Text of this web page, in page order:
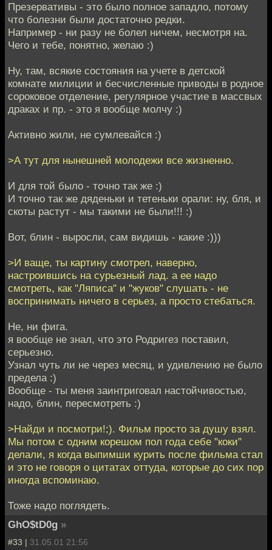
Презервативы - это было полное западло, потому
что болезни были достаточно редки.
Например - ни разу не болел ничем, несмотря на.
Чего и тебе, понятно, желаю :)
Ну, там, всякие состояния на учете в детской
комнате милиции и бесчисленные приводы в родное
сороковое отделение, регулярное участие в массвых
драках и пр. - это я вообще молчу :)
Активно жили, не сумлевайся :)
>А тут для нынешней молодежи все жизненно.
И для той было - точно так же :)
И точно так же дяденьки и тетеньки орали: ну, бля, и
скоты растут - мы такими не были!!! :)
Вот, блин - выросли, сам видишь - какие :)))
>И ваще, ты картину смотрел, наверно,
настроившись на сурьезный лад. а ее надо
смотреть, как "Ляписа" и "жуков" слушать - не
воспринимать ничего в серьез, а просто стебаться.
Не, ни фига.
я вообще не знал, что это Родригез поставил,
серьезно.
Узнал чуть ли не через месяц, и удивлению не было
предела :)
Вообще - ты меня заинтриговал настойчивостью,
надо, блин, пересмотреть :)
>Найди и посмотри!;). Фильм просто за душу взял.
Мы потом с одним корешом пол года себе "коки"
делали, я когда выпимши курить после фильма стал
и это не говоря о цитатах оттуда, которые до сих пор
иногда вспоминаю.
Тоже надо поглядеть.
GhO$tD0g »
#33 | 31.05.01 21:56